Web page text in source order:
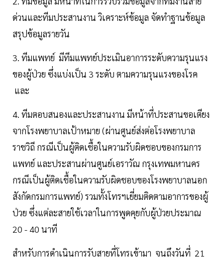
ด่วนและทีมประสานงาน วิเคราะห์ข้อมูล จัดทำฐานข้อมูล
สรุปข้อมูลรายวัน
3. ทีมแพทย์ มีทีมแพทย์ประเมินอาการระดับความรุนแรง
ของผู้ป่วย ซึ่งแบ่งเป็น 3 ระดับ ตามความรุนแรงของโรค
และ
4. ทีมตอบสนองและประสานงาน มีหน้าที่ประสานขอเตียง
จากโรงพยาบาลเป้าหมาย (ผ่านศูนย์ส่งต่อโรงพยาบาล
ราชวิถี กรณีเป็นผู้ติดเชื้อในความรับผิดชอบของกรมการ
แพทย์ และประสานผ่านศูนย์เอราวัณ กรุงเทพมหานคร
กรณีเป็นผู้ติดเชื้อในความรับผิดชอบของโรงพยาบาลนอก
สังกัดกรมการแพทย์) รวมทั้งโทรฯเยี่ยมติดตามอาการของผู้
ป่วย ซึ่งแต่ละสายใช้เวลาในการพูดคุยกับผู้ป่วยประมาณ
20 - 40 นาที
สำหรับการดำเนินการรับสายที่โทรเข้ามา จนถึงวันที่ 21